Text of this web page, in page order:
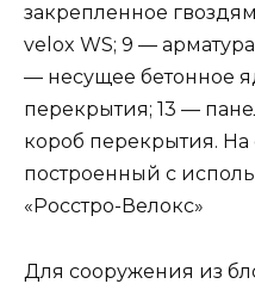
закрепленное
velox WS; 9 — арматура
— несущее бетонное
перекрытия; 13 —
короб перекрытия.
построенный с
«Росстро-Велокс»
Для сооружения из